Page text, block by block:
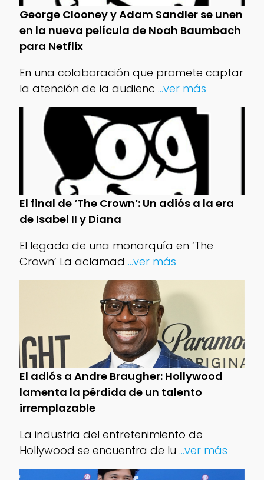
George Clooney y Adam Sandler se unen
en la nueva película de Noah Baumbach
para Netflix
En una colaboración que promete captar
la atención de la audienc ...ver más
El final de ‘The Crown’: Un adiós a la era
de Isabel II y Diana
El legado de una monarquía en ‘The
Crown’ La aclamad ...ver más
El adiós a Andre Braugher: Hollywood
lamenta la pérdida de un talento
irremplazable
La industria del entretenimiento de
Hollywood se encuentra de lu ...ver más